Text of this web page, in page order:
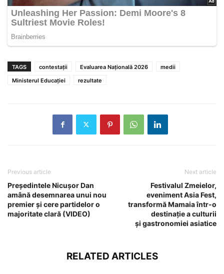
TAGS contestații Evaluarea Națională 2026
medii
Ministerul Educației
rezultate
Previous article
Președintele Nicușor Dan
amână desemnarea unui nou
premier și cere partidelor o
majoritate clară (VIDEO)
Next article
Festivalul Zmeielor,
eveniment Asia Fest,
transformă Mamaia într-o
destinație a culturii
și gastronomiei asiatice
RELATED ARTICLES